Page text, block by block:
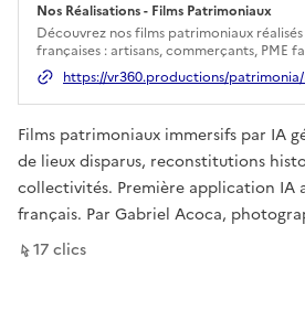
Nos Réalisations - Films Patrimoniaux
Ouverture dans un nouvel onglet
Découvrez nos films patrimoniaux
françaises : artisans, commerçants, PME
https://vr360.productions/
Films patrimoniaux immersifs par IA
de lieux disparus, reconstitutions
collectivités. Première application IA
français. Par Gabriel Acoca,
17clics
sur ce lien